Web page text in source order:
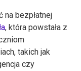
na bezpłatnej
, która powstała z
takich jak
czy